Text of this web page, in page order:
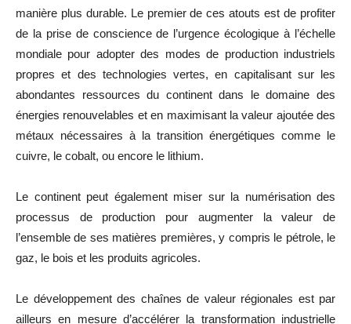
manière plus durable. Le premier de ces atouts est de profiter
de la prise de conscience de l’urgence écologique à l’échelle
mondiale pour adopter des modes de production industriels
propres et des technologies vertes, en capitalisant sur les
abondantes ressources du continent dans le domaine des
énergies renouvelables et en maximisant la valeur ajoutée des
métaux nécessaires à la transition énergétiques comme le
cuivre, le cobalt, ou encore le lithium.
Le continent peut également miser sur la numérisation des
processus de production pour augmenter la valeur de
l’ensemble de ses matières premières, y compris le pétrole, le
gaz, le bois et les produits agricoles.
Le développement des chaînes de valeur régionales est par
ailleurs en mesure d’accélérer la transformation industrielle